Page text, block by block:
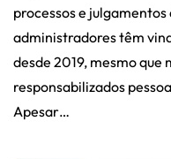
processos e
administradores têm
desde 2019, mesmo que
responsabilizados
Apesar…